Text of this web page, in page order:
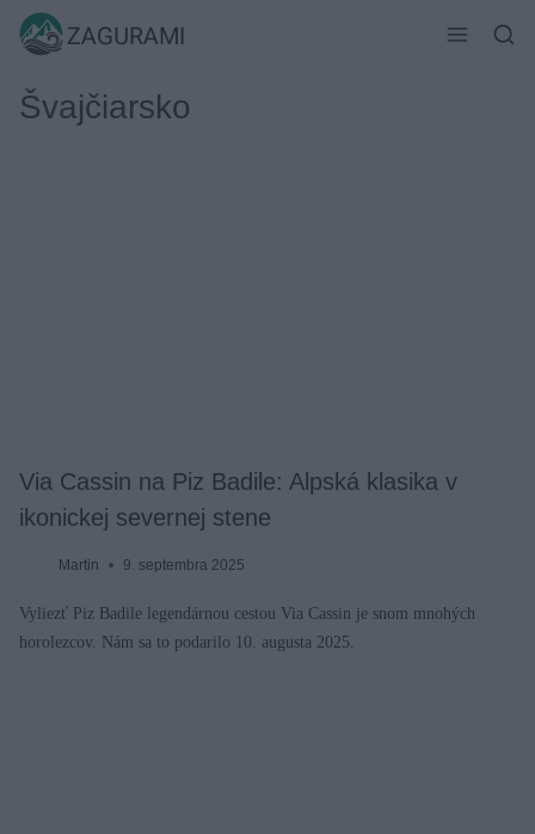
Skip
ZAGURAMI
Švajčiarsko
Via Cassin na Piz Badile: Alpská klasika v
ikonickej severnej stene
Martin 9. septembra 2025
Vyliezť Piz Badile legendárnou cestou Via Cassin je snom mnohých
horolezcov. Nám sa to podarilo 10. augusta 2025.